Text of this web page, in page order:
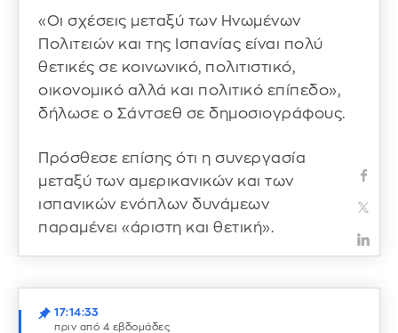
«Οι σχέσεις μεταξύ των Ηνωμένων
Πολιτειών και της Ισπανίας είναι πολύ
θετικές σε κοινωνικό, πολιτιστικό,
οικονομικό αλλά και πολιτικό επίπεδο»,
δήλωσε ο Σάντσεθ σε δημοσιογράφους.
Πρόσθεσε επίσης ότι η συνεργασία
μεταξύ των αμερικανικών και των
ισπανικών ενόπλων δυνάμεων
παραμένει «άριστη και θετική».
17:14:33
πριν από 4 εβδομάδες